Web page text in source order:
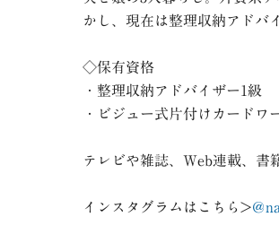
かし、現在は整理収納アドバ
◇保有資格
・整理収納アドバイザー1級
・ビジュー式片付けカードワ
テレビや雑誌、Web連載、書
インスタグラムはこちら>＠